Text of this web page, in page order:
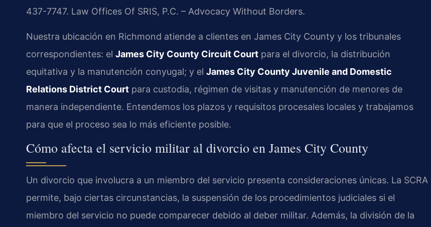
437-7747. Law Offices Of SRIS, P.C. – Advocacy Without Borders.
Nuestra ubicación en Richmond atiende a clientes en James City County y los tribunales
correspondientes: el James City County Circuit Court para el divorcio, la distribución
equitativa y la manutención conyugal; y el James City County Juvenile and Domestic
Relations District Court para custodia, régimen de visitas y manutención de menores de
manera independiente. Entendemos los plazos y requisitos procesales locales y trabajamos
para que el proceso sea lo más eficiente posible.
Cómo afecta el servicio militar al divorcio en James City County
Un divorcio que involucra a un miembro del servicio presenta consideraciones únicas. La SCRA
permite, bajo ciertas circunstancias, la suspensión de los procedimientos judiciales si el
miembro del servicio no puede comparecer debido al deber militar. Además, la división de la